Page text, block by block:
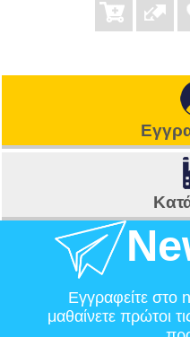
Εγγραφείτε στο
μαθαίνετε πρώτοι